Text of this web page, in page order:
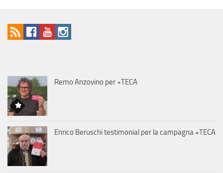
Remo Anzovino per +TECA
Enrico Beruschi testimonial per la campagna +TECA